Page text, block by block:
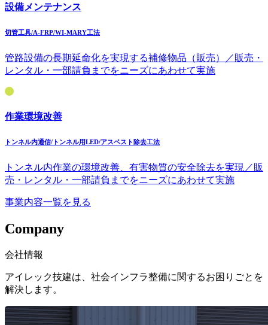
設備メンテナンス
切管工具/A-FRP/WI-MARY工法
管路設備の長期延命化を実現する補修物品（販売）／販売・
レンタル・一部請負までをニーズにあわせて実施
作業環境改善
トンネル内通信/トンネル用LED/アスベスト除去工法
トンネル内作業の環境改善、有害物質の安全除去を実現／販
売・レンタル・一部請負までをニーズにあわせて実施
事業内容一覧を見る
Company
会社情報
アイレック技建は、社会インフラ整備に関するお困りごとを
解決します。